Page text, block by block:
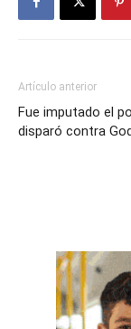
Artículo anterior
Fue imputado el
disparó contra